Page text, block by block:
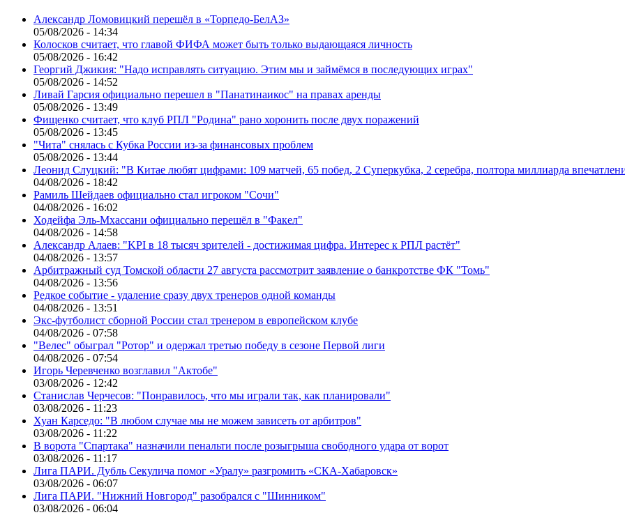
Александр Ломовицкий перешёл в «Торпедо-БелАЗ»
05/08/2026 - 14:34
Колосков считает, что главой ФИФА может быть только выдающаяся личность
05/08/2026 - 16:42
Георгий Джикия: "Надо исправлять ситуацию. Этим мы и займёмся в последующих играх"
05/08/2026 - 14:52
Ливай Гарсия официально перешел в "Панатинаикос" на правах аренды
05/08/2026 - 13:49
Фищенко считает, что клуб РПЛ "Родина" рано хоронить после двух поражений
05/08/2026 - 13:45
"Чита" снялась с Кубка России из-за финансовых проблем
05/08/2026 - 13:44
Леонид Слуцкий: "В Китае любят цифрами: 109 матчей, 65 побед, 2 Суперкубка, 2 серебра, полтора миллиарда
04/08/2026 - 18:42
Рамиль Шейдаев официально стал игроком "Сочи"
04/08/2026 - 16:02
Ходейфа Эль-Мхассани официально перешёл в "Факел"
04/08/2026 - 14:58
Александр Алаев: "KPI в 18 тысяч зрителей - достижимая цифра. Интерес к РПЛ растёт"
04/08/2026 - 13:57
Арбитражный суд Томской области 27 августа рассмотрит заявление о банкротстве ФК "Томь"
04/08/2026 - 13:56
Редкое событие - удаление сразу двух тренеров одной команды
04/08/2026 - 13:51
Экс-футболист сборной России стал тренером в европейском клубе
04/08/2026 - 07:58
"Велес" обыграл "Ротор" и одержал третью победу в сезоне Первой лиги
04/08/2026 - 07:54
Игорь Черевченко возглавил "Актобе"
03/08/2026 - 12:42
Станислав Черчесов: "Понравилось, что мы играли так, как планировали"
03/08/2026 - 11:23
Хуан Карседо: "В любом случае мы не можем зависеть от арбитров"
03/08/2026 - 11:22
В ворота "Спартака" назначили пенальти после розыгрыша свободного удара от ворот
03/08/2026 - 11:17
Лига ПАРИ. Дубль Секулича помог «Уралу» разгромить «СКА-Хабаровск»
03/08/2026 - 06:07
Лига ПАРИ. "Нижний Новгород" разобрался с "Шинником"
03/08/2026 - 06:04